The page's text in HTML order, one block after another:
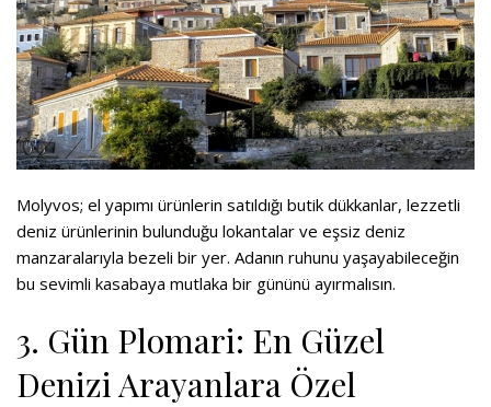
Molyvos; el yapımı ürünlerin satıldığı butik dükkanlar, lezzetli
deniz ürünlerinin bulunduğu lokantalar ve eşsiz deniz
manzaralarıyla bezeli bir yer. Adanın ruhunu yaşayabileceğin
bu sevimli kasabaya mutlaka bir gününü ayırmalısın.
3. Gün Plomari: En Güzel
Denizi Arayanlara Özel